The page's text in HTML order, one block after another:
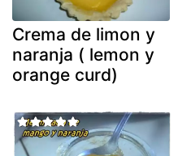
Crema de limon y
naranja ( lemon y
orange curd)